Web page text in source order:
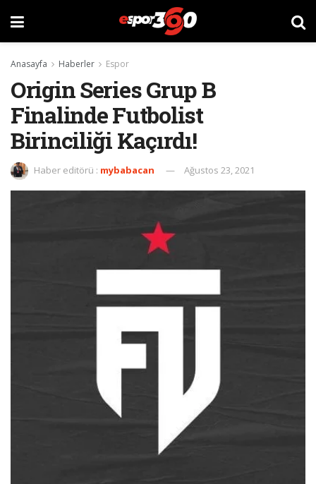
Anasayfa Haberler Espor
Origin Series Grup B
Finalinde Futbolist
Birinciliği Kaçırdı!
Haber editörü : mybabacan Ağustos 23, 2021